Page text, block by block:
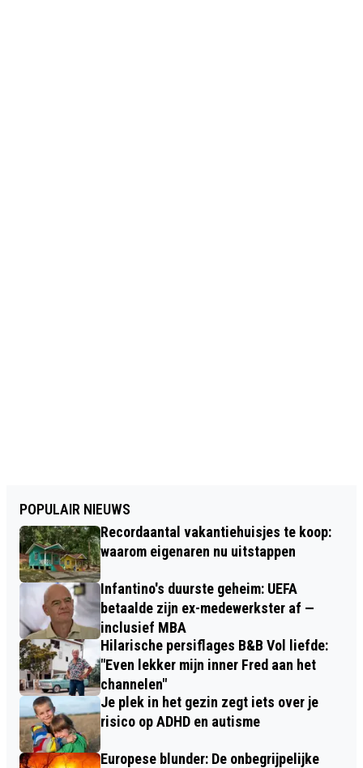
POPULAIR NIEUWS
Recordaantal vakantiehuisjes te koop:
waarom eigenaren nu uitstappen
Infantino's duurste geheim: UEFA
betaalde zijn ex-medewerkster af —
inclusief MBA
Hilarische persiflages B&B Vol liefde:
"Even lekker mijn inner Fred aan het
channelen"
Je plek in het gezin zegt iets over je
risico op ADHD en autisme
Europese blunder: De onbegrijpelijke